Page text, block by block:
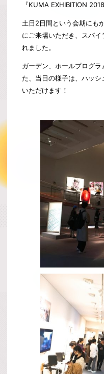
『KUMA EXHIBITION
土日2日間という会期にも
にご来場いただき、スパ
れました。
ガーデン、ホールプログ
た、当日の様子は、ハッシ
いただけます！